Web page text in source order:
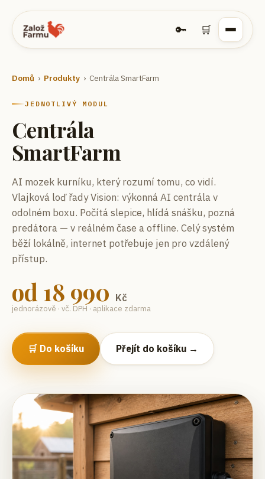
🔑 🛒
Domů › Produkty › Centrála SmartFarm
JEDNOTLIVÝ MODUL
Centrála
SmartFarm
AI mozek kurníku, který rozumí tomu, co vidí.
Vlajková loď řady Vision: výkonná AI centrála v
odolném boxu. Počítá slepice, hlídá snášku, pozná
predátora — v reálném čase a offline. Celý systém
běží lokálně, internet potřebuje jen pro vzdálený
přístup.
od 18 990 Kč
jednorázově · vč. DPH · aplikace zdarma
🛒 Do košíku Přejít do košíku →